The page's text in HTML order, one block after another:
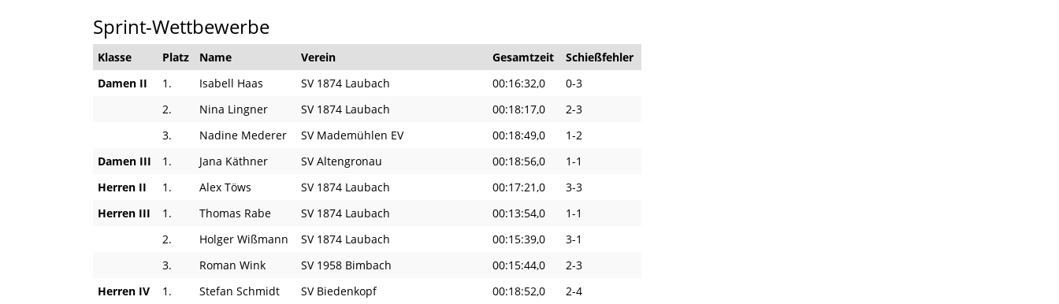
Sprint-Wettbewerbe
Klasse Platz Name Verein Gesamtzeit
Schießfehler
Damen II
1. Isabell Haas SV 1874 Laubach 00:16:32,0
0-3
2.
Nina Lingner SV 1874 Laubach 00:18:17,0
2-3
3.
Nadine Mederer SV Mademühlen EV 00:18:49,0
1-2
Damen III
1. Jana Käthner SV Altengronau 00:18:56,0
1-1
Herren II
1. Alex Töws SV 1874 Laubach 00:17:21,0
3-3
Herren III
1. Thomas Rabe SV 1874 Laubach 00:13:54,0
1-1
2.
Holger Wißmann SV 1874 Laubach 00:15:39,0
3-1
3.
Roman Wink SV 1958 Bimbach 00:15:44,0
2-3
Herren IV
1. Stefan Schmidt SV Biedenkopf 00:18:52,0
2-4